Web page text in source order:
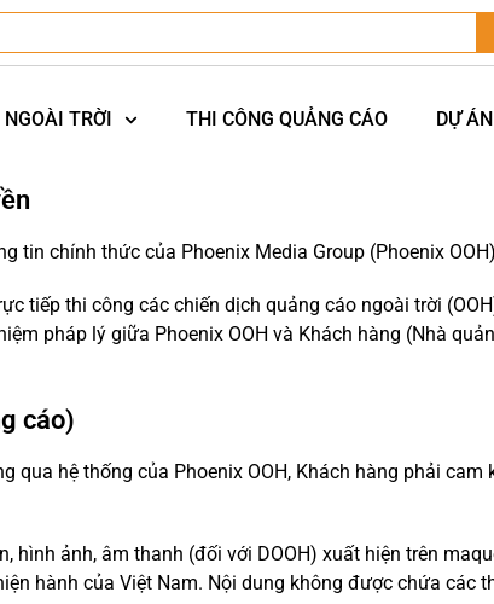
TRỜI THI CÔNG QUẢNG CÁO DỰ ÁN
tin chính thức của Phoenix Media Group (Phoenix
tiếp thi công các chiến dịch quảng cáo ngoài trời
pháp lý giữa Phoenix OOH và Khách hàng (Nhà
cáo)
qua hệ thống của Phoenix OOH, Khách hàng phải
hình ảnh, âm thanh (đối với DOOH) xuất hiện trên
hành của Việt Nam. Nội dung không được chứa các